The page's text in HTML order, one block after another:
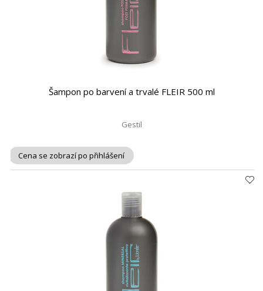
Šampon po barvení a trvalé FLEIR 500 ml
Gestil
Cena se zobrazí po přihlášení